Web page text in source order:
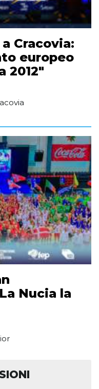
Cracovia:
europeo
2012″
Nucia la